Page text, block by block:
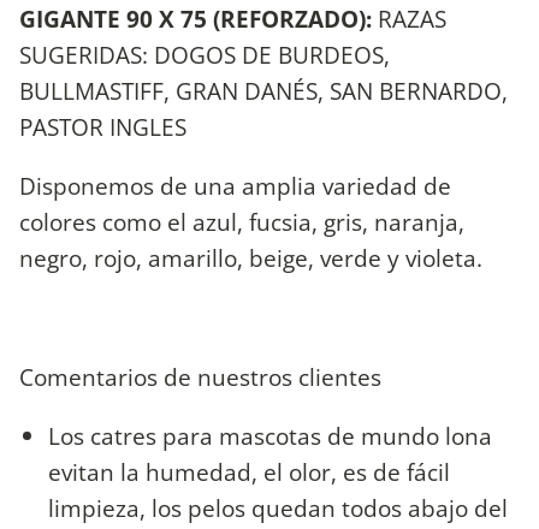
GIGANTE 90 X 75 (REFORZADO): RAZAS
SUGERIDAS: DOGOS DE BURDEOS,
BULLMASTIFF, GRAN DANÉS, SAN BERNARDO,
PASTOR INGLES
Disponemos de una amplia variedad de
colores como el azul, fucsia, gris, naranja,
negro, rojo, amarillo, beige, verde y violeta.
Comentarios de nuestros clientes
Los catres para mascotas de mundo lona
evitan la humedad, el olor, es de fácil
limpieza, los pelos quedan todos abajo del